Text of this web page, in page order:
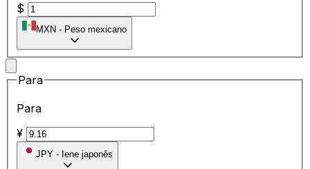
$
MXN - Peso mexicano
Para
Para
¥
JPY - Iene japonês